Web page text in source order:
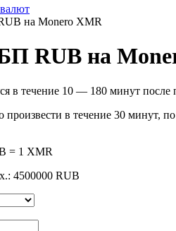
на Monero XMR
RUB на
в течение 10 — 180 минут после
в течение 30 минут,
= 1 XMR
4500000 RUB